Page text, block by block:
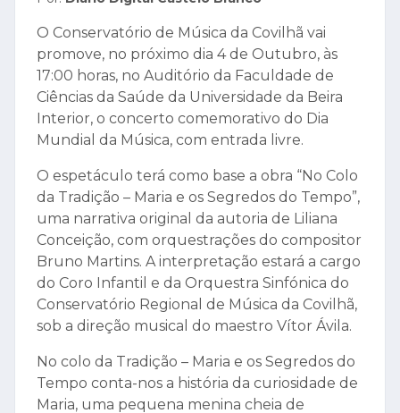
O Conservatório de Música da Covilhã vai
promove, no próximo dia 4 de Outubro, às
17:00 horas, no Auditório da Faculdade de
Ciências da Saúde da Universidade da Beira
Interior, o concerto comemorativo do Dia
Mundial da Música, com entrada livre.
O espetáculo terá como base a obra “No Colo
da Tradição – Maria e os Segredos do Tempo”,
uma narrativa original da autoria de Liliana
Conceição, com orquestrações do compositor
Bruno Martins. A interpretação estará a cargo
do Coro Infantil e da Orquestra Sinfónica do
Conservatório Regional de Música da Covilhã,
sob a direção musical do maestro Vítor Ávila.
No colo da Tradição – Maria e os Segredos do
Tempo conta-nos a história da curiosidade de
Maria, uma pequena menina cheia de